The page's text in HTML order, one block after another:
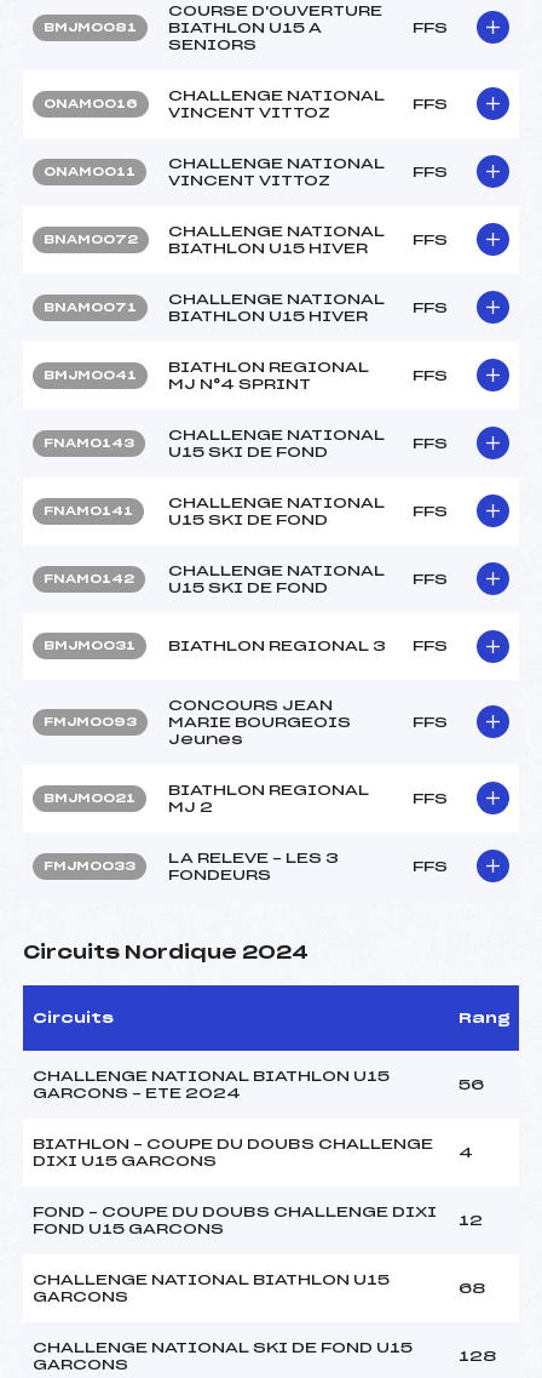
BMJM0081
COURSE D'OUVERTURE
BIATHLON U15 A
SENIORS
FFS
ONAM0016
CHALLENGE NATIONAL
VINCENT VITTOZ
FFS
ONAM0011
CHALLENGE NATIONAL
VINCENT VITTOZ
FFS
BNAM0072
CHALLENGE NATIONAL
BIATHLON U15 HIVER
FFS
BNAM0071
CHALLENGE NATIONAL
BIATHLON U15 HIVER
FFS
BMJM0041
BIATHLON REGIONAL
MJ N°4 SPRINT
FFS
FNAM0143
CHALLENGE NATIONAL
U15 SKI DE FOND
FFS
FNAM0141
CHALLENGE NATIONAL
U15 SKI DE FOND
FFS
FNAM0142
CHALLENGE NATIONAL
U15 SKI DE FOND
FFS
BMJM0031 BIATHLON REGIONAL 3 FFS
FMJM0093
CONCOURS JEAN
MARIE BOURGEOIS
Jeunes
FFS
BMJM0021
BIATHLON REGIONAL
MJ 2
FFS
FMJM0033
LA RELEVE – LES 3
FONDEURS
FFS
Circuits Nordique 2024
Circuits Rang
CHALLENGE NATIONAL BIATHLON U15
GARCONS – ETE 2024
56
BIATHLON – COUPE DU DOUBS CHALLENGE
DIXI U15 GARCONS
4
FOND – COUPE DU DOUBS CHALLENGE DIXI
FOND U15 GARCONS
12
CHALLENGE NATIONAL BIATHLON U15
GARCONS
68
CHALLENGE NATIONAL SKI DE FOND U15
GARCONS
128